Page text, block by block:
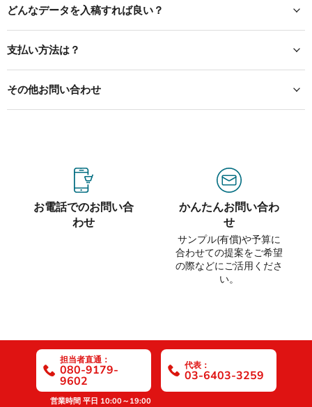
どんなデータを入稿すれば良い？
支払い方法は？
その他お問い合わせ
お電話でのお問い合
わせ
かんたんお問い合わ
せ
サンプル(有償)や予算に
合わせての提案をご希望
の際などにご活用くださ
い。
担当者直通：
080-9179-
9602
代表：
03-6403-3259
営業時間 平日 10:00～19:00